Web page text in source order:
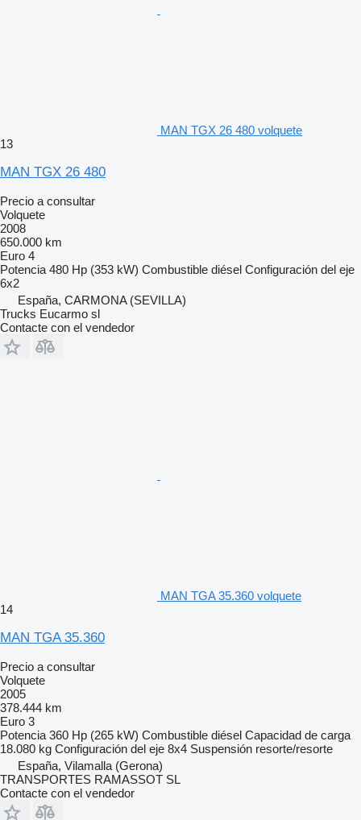
MAN TGX 26 480 volquete
13
MAN TGX 26 480
Precio a consultar
Volquete
2008
650.000 km
Euro 4
Potencia 480 Hp (353 kW) Combustible diésel Configuración del eje
6x2
España, CARMONA (SEVILLA)
Trucks Eucarmo sl
Contacte con el vendedor
MAN TGA 35.360 volquete
14
MAN TGA 35.360
Precio a consultar
Volquete
2005
378.444 km
Euro 3
Potencia 360 Hp (265 kW) Combustible diésel Capacidad de carga
18.080 kg Configuración del eje 8x4 Suspensión resorte/resorte
España, Vilamalla (Gerona)
TRANSPORTES RAMASSOT SL
Contacte con el vendedor